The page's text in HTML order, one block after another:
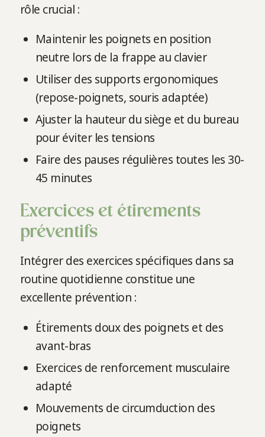
rôle crucial :
Maintenir les poignets en position
neutre lors de la frappe au clavier
Utiliser des supports ergonomiques
(repose-poignets, souris adaptée)
Ajuster la hauteur du siège et du bureau
pour éviter les tensions
Faire des pauses régulières toutes les 30-
45 minutes
Exercices et étirements
préventifs
Intégrer des exercices spécifiques dans sa
routine quotidienne constitue une
excellente prévention :
Étirements doux des poignets et des
avant-bras
Exercices de renforcement musculaire
adapté
Mouvements de circumduction des
poignets